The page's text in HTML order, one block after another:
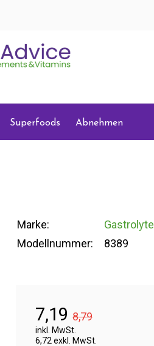
Superfoods Abnehmen
Marke:
Gastrolyte
Modellnummer:
8389
7,19 8,79
inkl. MwSt.
6,72 exkl. MwSt.